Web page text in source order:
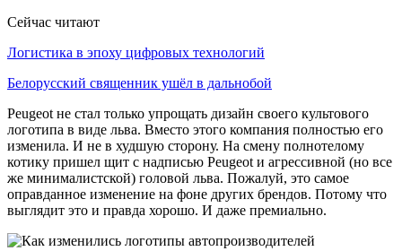
Сейчас читают
Логистика в эпоху цифровых технологий
Белорусский священник ушёл в дальнобой
Peugeot не стал только упрощать дизайн своего культового
логотипа в виде льва. Вместо этого компания полностью его
изменила. И не в худшую сторону. На смену полнотелому
котику пришел щит с надписью Peugeоt и агрессивной (но все
же минималистской) головой льва. Пожалуй, это самое
оправданное изменение на фоне других брендов. Потому что
выглядит это и правда хорошо. И даже премиально.